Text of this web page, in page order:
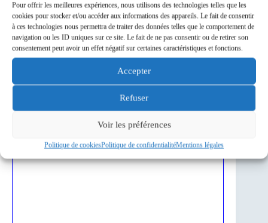
Pour offrir les meilleures expériences, nous utilisons des technologies telles que les
cookies pour stocker et/ou accéder aux informations des appareils. Le fait de consentir
à ces technologies nous permettra de traiter des données telles que le comportement de
navigation ou les ID uniques sur ce site. Le fait de ne pas consentir ou de retirer son
consentement peut avoir un effet négatif sur certaines caractéristiques et fonctions.
Accepter
Refuser
Voir les préférences
Politique de cookiesPolitique de confidentialitéMentions légales